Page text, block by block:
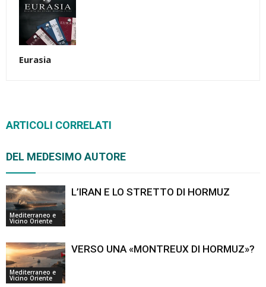
Eurasia
ARTICOLI CORRELATI
DEL MEDESIMO AUTORE
Mediterraneo e
Vicino Oriente
L’IRAN E LO STRETTO DI HORMUZ
Mediterraneo e
Vicino Oriente
VERSO UNA «MONTREUX DI HORMUZ»?